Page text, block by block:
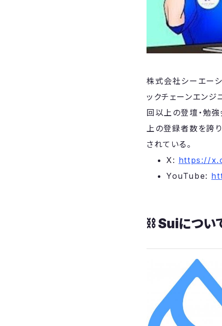
株式会社シーエー
ックチェーンエン
回以上の登壇・勉
上の登録者数を誇
されている。
​X: https://
​YouTube:
⛓️​ Suiについ